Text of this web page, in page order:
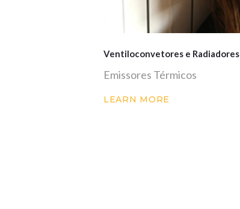
Ventiloconvetores e Radiadores
Emissores Térmicos
LEARN MORE